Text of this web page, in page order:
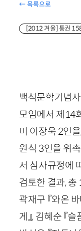
← 목록으로
[2012 겨울] 통권
백석문학기념
모임에서 제14
미 이장욱 2인
원식 3인을 위
서 심사규정에
검토한 결과, 총
곽재구 『와온
게』, 김혜순 『